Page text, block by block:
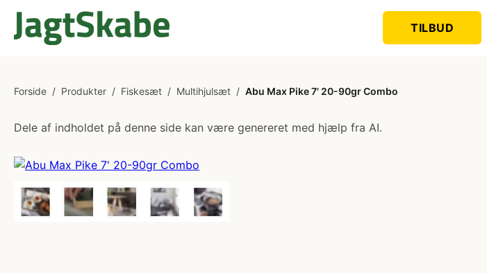
TILBUD
Forside / Produkter / Fiskesæt / Multihjulsæt / Abu Max Pike 7' 20-90gr Combo
Dele af indholdet på denne side kan være genereret med hjælp fra AI.